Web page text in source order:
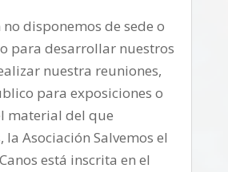
disponemos de sede o
para desarrollar nuestros
nuestra reuniones,
para exposiciones o
material del que
la Asociación Salvemos el
está inscrita en el